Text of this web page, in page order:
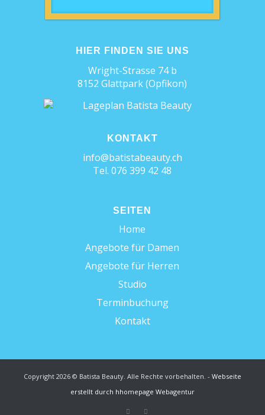
HIER FINDEN SIE UNS
Wright-Strasse 74 b
8152 Glattpark (Opfikon)
KONTAKT
info@batistabeauty.ch
Tel. 076 399 42 48
SEITEN
Home
Angebote für Damen
Angebote für Herren
Studio
Terminbuchung
Kontakt
Copyright 2026 © Batista Beauty. Alle Rechte vorbehalten. - Webseite
erstellt durch hhomepage Webagentur